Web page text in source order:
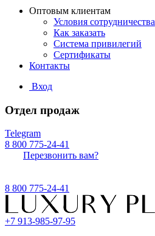
Оптовым клиентам
Условия сотрудничества
Как заказать
Система привилегий
Сертификаты
Контакты
Вход
Отдел продаж
Telegram
8 800 775-24-41
Перезвонить вам?
8 800 775-24-41
+7 913-985-97-95